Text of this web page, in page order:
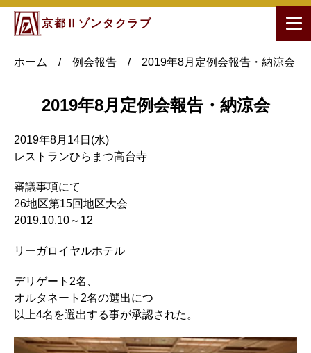
京都Ⅱゾンタクラブ
ホーム / 例会報告 / 2019年8月定例会報告・納涼会
2019年8月定例会報告・納涼会
2019年8月14日(水)
レストランひらまつ高台寺
審議事項にて
26地区第15回地区大会
2019.10.10～12
リーガロイヤルホテル
デリゲート2名、
オルタネート2名の選出につ
以上4名を選出する事が承認された。